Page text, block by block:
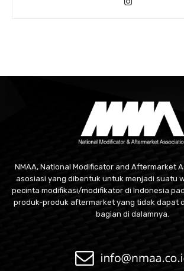
NMAA, National Modificator and Aftermarket
asosiasi yang dibentuk untuk menjadi suatu
pecinta modifikasi/modifikator di Indonesia
produk-produk aftermarket yang tidak dapat
bagian di dalamnya.